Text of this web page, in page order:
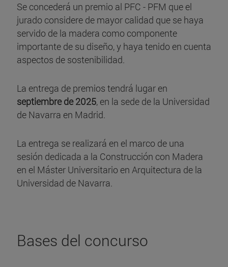
Se concederá un premio al PFC - PFM que el
jurado considere de mayor calidad que se haya
servido de la madera como componente
importante de su diseño, y haya tenido en cuenta
aspectos de sostenibilidad.
La entrega de premios tendrá lugar en
septiembre de 2025, en la sede de la Universidad
de Navarra en Madrid.
La entrega se realizará en el marco de una
sesión dedicada a la Construcción con Madera
en el Máster Universitario en Arquitectura de la
Universidad de Navarra.
Bases del concurso